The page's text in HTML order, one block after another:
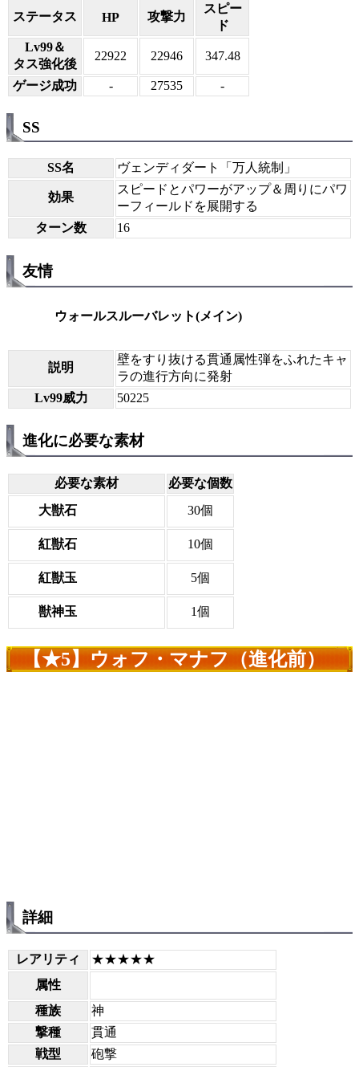
ステータス HP 攻撃力
スピー
ド
Lv99＆
タス強化後
22922 22946 347.48
ゲージ成功 - 27535 -
SS
SS名 ヴェンディダート「万人統制」
効果
スピードとパワーがアップ＆周りにパワ
ーフィールドを展開する
ターン数
16
友情
ウォールスルーバレット(メイン)
説明
壁をすり抜ける貫通属性弾をふれたキャ
ラの進行方向に発射
Lv99威力
50225
進化に必要な素材
必要な素材
必要な個数
大獣石
30個
紅獣石 10個
紅獣玉 5個
獣神玉 1個
【★5】ウォフ・マナフ（進化前）
詳細
レアリティ
★★★★★
属性
種族
神
撃種
貫通
戦型
砲撃